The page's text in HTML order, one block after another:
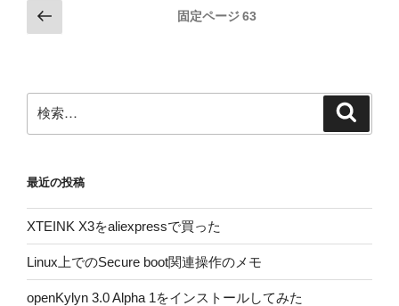
投
稿
ー
ジ
り
前
の
ジ
固定ページ63
索:
最近の投稿
XTEINK X3をaliexpressで買った
Linux上でのSecure boot関連操作のメモ
openKylyn 3.0 Alpha 1をインストールしてみた